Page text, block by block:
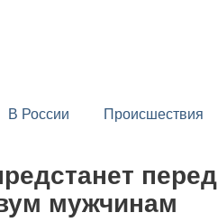
В России Происшествия
перед
мужчинам